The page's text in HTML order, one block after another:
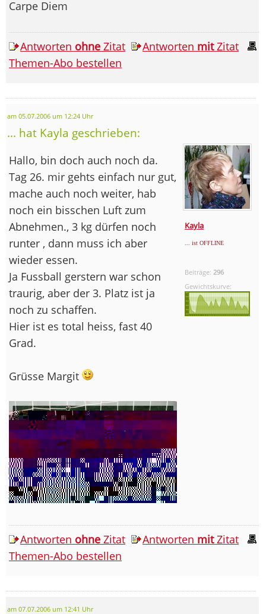
Carpe Diem
Antworten ohne Zitat Antworten mitZitat
Themen-Abo bestellen
am 05.07.2006 um 12:24 Uhr
... hat Kayla geschrieben:
Kayla
... ist OFFLINE
Beiträge: 296
Gewichtskurve:
Hallo, bin doch auch noch da.
Tag 26. mir gehts einfach nur gut,
mache auch noch weiter, hab
noch ein bisschen Luft zum
Abnehmen., 3 kg dürfen noch
runter , dann muss ich aber
wieder essen.
Ja Fussball gerstern war schon
traurig, aber der 3. Platz ist ja
noch zu schaffen.
Hier ist es total heiss, fast 40
Grad.
Grüsse Margit
Antworten ohne Zitat Antworten mitZitat
Themen-Abo bestellen
am 07.07.2006 um 12:41 Uhr